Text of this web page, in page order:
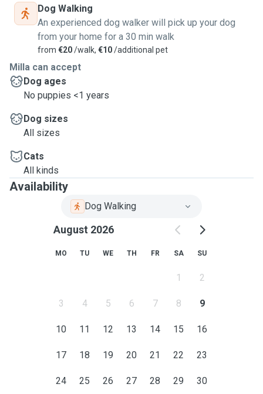
Dog Walking
An experienced dog walker will pick up your dog
from your home for a 30 min walk
from €20/walk, €10/additional pet
Milla can accept
Dog ages
No puppies <1 years
Dog sizes
All sizes
Cats
All kinds
Availability
Dog Walking
August 2026
MO TU WE TH FR SA SU
1 2
3 4 5 6 7 8 9
10 11 12 13 14 15 16
17 18 19 20 21 22 23
24 25 26 27 28 29 30